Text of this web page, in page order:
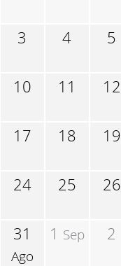
3 4 5
10 11 12
17 18 19
24 25 26
31
Ago
1 Sep 2